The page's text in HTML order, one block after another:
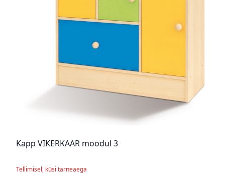
Kapp VIKERKAAR moodul 3
Tellimisel, küsi tarneaega